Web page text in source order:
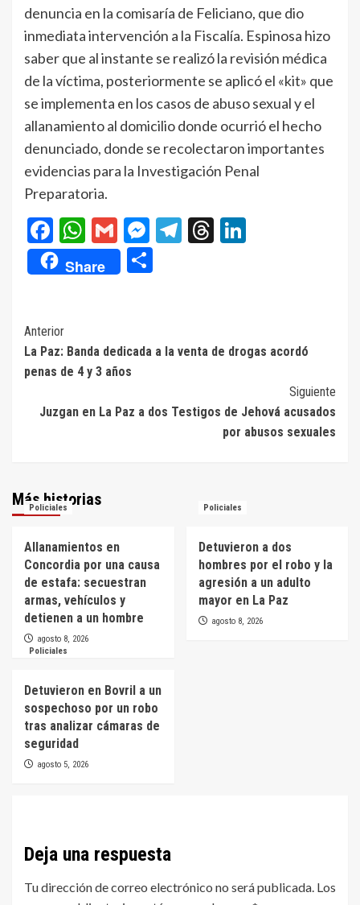
denuncia en la comisaría de Feliciano, que dio
inmediata intervención a la Fiscalía. Espinosa hizo
saber que al instante se realizó la revisión médica
de la víctima, posteriormente se aplicó el «kit» que
se implementa en los casos de abuso sexual y el
allanamiento al domicilio donde ocurrió el hecho
denunciado, donde se recolectaron importantes
evidencias para la Investigación Penal
Preparatoria.
Facebook
WhatsApp
GmailMessenger
Telegram
Threads
Share
Navegación
de
entradas
Anterior
La Paz: Banda dedicada a la venta de drogas acordó
penas de 4 y 3 años
Siguiente
Juzgan en La Paz a dos Testigos de Jehová acusados
por abusos sexuales
Más historias
Policiales
Allanamientos en
Concordia por una causa
de estafa: secuestran
armas, vehículos y
detienen a un hombre
agosto 8, 2026
Policiales
Detuvieron a dos
hombres por el robo y la
agresión a un adulto
mayor en La Paz
agosto 8, 2026
Policiales
Detuvieron en Bovril a un
sospechoso por un robo
tras analizar cámaras de
seguridad
agosto 5, 2026
Deja una respuesta
Tu dirección de correo electrónico no será publicada. Los